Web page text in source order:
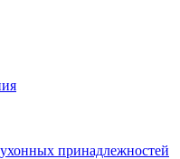
принадлежностей